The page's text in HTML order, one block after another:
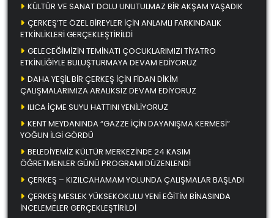
KÜLTÜR VE SANAT DOLU UNUTULMAZ BİR AKŞAM YAŞADIK
ÇERKEŞ’TE ÖZEL BİREYLER İÇİN ANLAMLI FARKINDALIK
ETKİNLİKLERİ GERÇEKLEŞTİRİLDİ
GELECEĞİMİZİN TEMİNATI ÇOCUKLARIMIZI TİYATRO
ETKİNLİĞİYLE BULUŞTURMAYA DEVAM EDİYORUZ
DAHA YEŞİL BİR ÇERKEŞ İÇİN FİDAN DİKİM
ÇALIŞMALARIMIZA ARALIKSIZ DEVAM EDİYORUZ
ILICA İÇME SUYU HATTINI YENİLİYORUZ
KENT MEYDANINDA “GAZZE İÇİN DAYANIŞMA KERMESİ”
YOĞUN İLGİ GÖRDÜ
BELEDİYEMİZ KÜLTÜR MERKEZİNDE 24 KASIM
ÖĞRETMENLER GÜNÜ PROGRAMI DÜZENLENDİ
ÇERKEŞ – KIZILCAHAMAM YOLUNDA ÇALIŞMALAR BAŞLADI
ÇERKEŞ MESLEK YÜKSEKOKULU YENİ EĞİTİM BİNASINDA
İNCELEMELER GERÇEKLEŞTİRİLDİ